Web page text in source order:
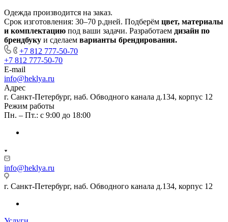
Одежда производится на заказ.
Срок изготовления: 30–70 р.дней. Подберём цвет, материалы
и комплектацию под ваши задачи. Разработаем дизайн по
брендбуку и сделаем варианты брендирования.
+7 812 777-50-70
+7 812 777-50-70
E-mail
info@heklya.ru
Адрес
г. Санкт-Петербург, наб. Обводного канала д.134, корпус 12
Режим работы
Пн. – Пт.: с 9:00 до 18:00
info@heklya.ru
г. Санкт-Петербург, наб. Обводного канала д.134, корпус 12